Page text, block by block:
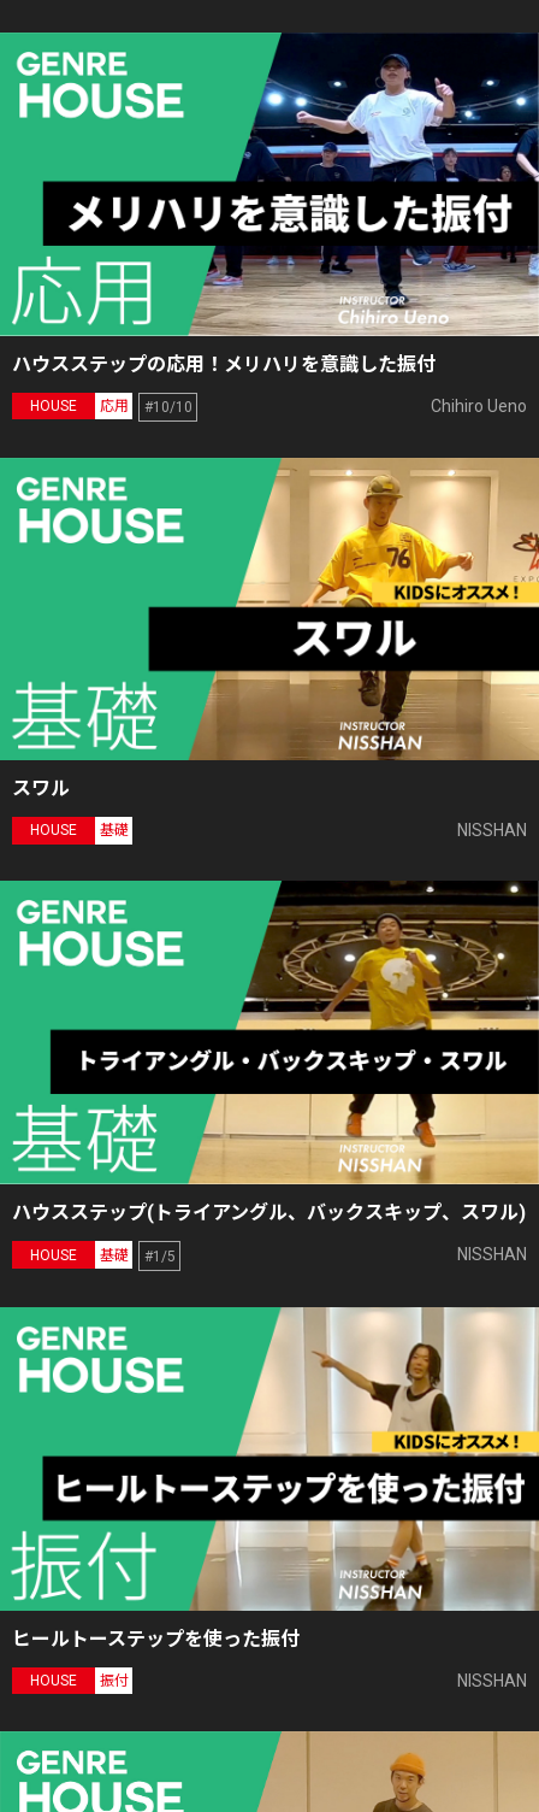
ハウスステップの応用！メリハリを意識した振付
HOUSE 応用 #10/10 Chihiro Ueno
スワル
HOUSE 基礎 NISSHAN
ハウスステップ(トライアングル、バックスキップ、スワル)
HOUSE 基礎 #1/5 NISSHAN
ヒールトーステップを使った振付
HOUSE 振付 NISSHAN